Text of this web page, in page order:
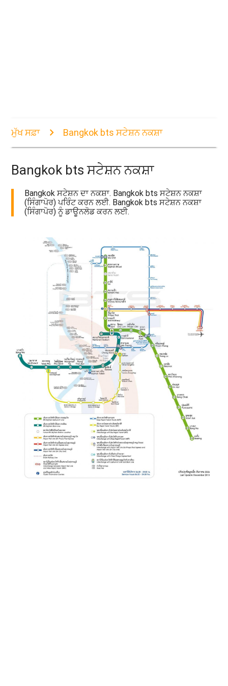
ਮੁੱਖ ਸਫ਼ਾ Bangkok bts ਸਟੇਸ਼ਨ ਨਕਸ਼ਾ
Bangkok bts ਸਟੇਸ਼ਨ ਨਕਸ਼ਾ
Bangkok ਸਟੇਸ਼ਨ ਦਾ ਨਕਸ਼ਾ. Bangkok bts ਸਟੇਸ਼ਨ ਨਕਸ਼ਾ
(ਸਿੰਗਾਪੋਰ) ਪਰਿੰਟ ਕਰਨ ਲਈ. Bangkok bts ਸਟੇਸ਼ਨ ਨਕਸ਼ਾ
(ਸਿੰਗਾਪੋਰ) ਨੂੰ ਡਾਊਨਲੋਡ ਕਰਨ ਲਈ.